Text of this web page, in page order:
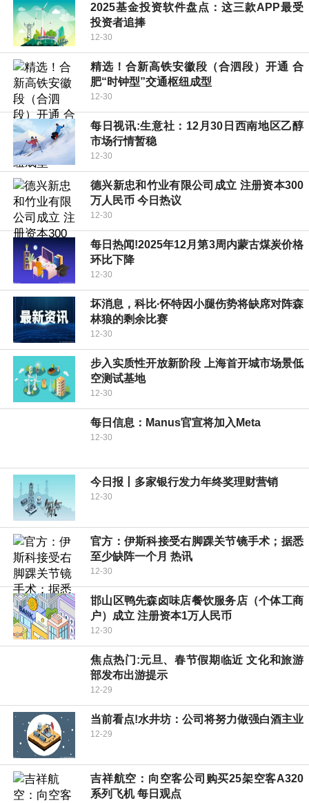
2025基金投资软件盘点：这三款APP最受
投资者追捧
12-30
精选！合新高铁安徽段（合泗段）开通 合
肥“时钟型”交通枢纽成型
12-30
每日视讯:生意社：12月30日西南地区乙醇
市场行情暂稳
12-30
德兴新忠和竹业有限公司成立 注册资本300
万人民币 今日热议
12-30
每日热闻!2025年12月第3周内蒙古煤炭价格
环比下降
12-30
坏消息，科比·怀特因小腿伤势将缺席对阵森
林狼的剩余比赛
12-30
步入实质性开放新阶段 上海首开城市场景低
空测试基地
12-30
每日信息：Manus官宣将加入Meta
12-30
今日报丨多家银行发力年终奖理财营销
12-30
官方：伊斯科接受右脚踝关节镜手术；据悉
至少缺阵一个月 热讯
12-30
邯山区鸭先森卤味店餐饮服务店（个体工商
户）成立 注册资本1万人民币
12-30
焦点热门:元旦、春节假期临近 文化和旅游
部发布出游提示
12-29
当前看点!水井坊：公司将努力做强白酒主业
12-29
吉祥航空：向空客公司购买25架空客A320
系列飞机 每日观点